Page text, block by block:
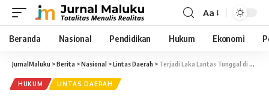
Aa
Beranda Nasional Pendidikan Hukum Ekonomi
JurnalMaluku >Berita >Nasional >Lintas Daerah > Terjadi Laka Lantas Tunggal di Leihibar, Nenek 78 Tahun Meninggal Dunia
HUKUM LINTAS DAERAH